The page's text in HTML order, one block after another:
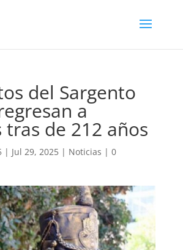
del Sargento
a
tras de 212 años
| Jul 29, 2025| Noticias | 0